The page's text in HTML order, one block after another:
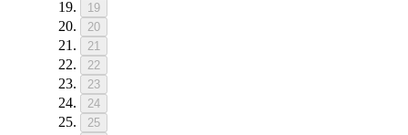
19
20
21
22
23
24
25